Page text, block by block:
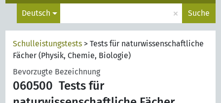
Deutsch × Suche
Schulleistungstests >Tests für naturwissenschaftliche
Fächer (Physik, Chemie, Biologie)
Bevorzugte Bezeichnung
060500 Tests für